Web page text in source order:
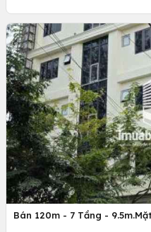
Bán 120m - 7 Tầng -